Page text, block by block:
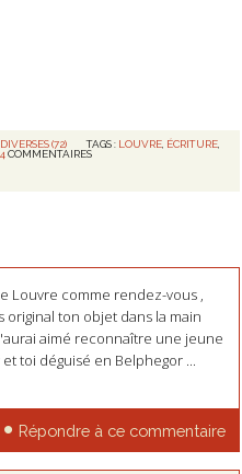
(72) TAGS : LOUVRE, ÉCRITURE,
COMMENTAIRES
Louvre comme rendez-vous ,
original ton objet dans la main
aimé reconnaître une jeune
toi déguisé en Belphegor ...
Répondre à ce commentaire